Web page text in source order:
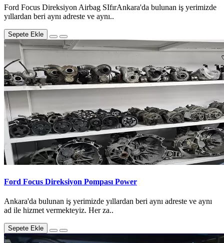
Ford Focus Direksiyon Airbag SIfırAnkara'da bulunan iş yerimizde
yıllardan beri aynı adreste ve aynı..
Sepete Ekle
Ford Focus Direksiyon Pompası Power
Ankara'da bulunan iş yerimizde yıllardan beri aynı adreste ve aynı
ad ile hizmet vermekteyiz. Her za..
Sepete Ekle